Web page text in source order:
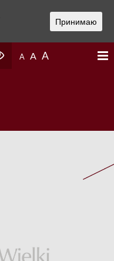
A A A
Принимаю